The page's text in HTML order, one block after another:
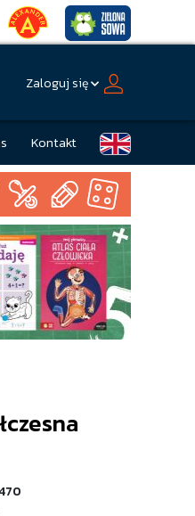
Zaloguj się
Kontakt